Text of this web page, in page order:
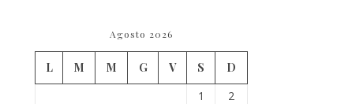
Agosto 2026
L M M G V S
D
1
2